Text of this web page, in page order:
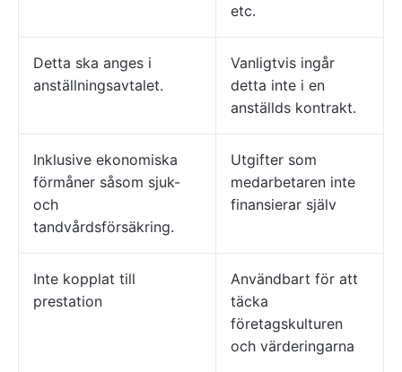
etc.
Detta ska anges i
anställningsavtalet.
Vanligtvis ingår
detta inte i en
anställds kontrakt.
Inklusive ekonomiska
förmåner såsom sjuk-
och
tandvårdsförsäkring.
Utgifter som
medarbetaren inte
finansierar själv
Inte kopplat till
prestation
Användbart för att
täcka
företagskulturen
och värderingarna